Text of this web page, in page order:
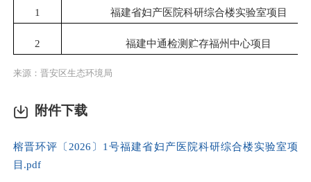
1 福建省妇产医院科研综合楼实验室项目
2 福建中通检测贮存福州中心项目
来源：晋安区生态环境局
附件下载
榕晋环评〔2026〕1号福建省妇产医院科研综合楼实验室项
目.pdf